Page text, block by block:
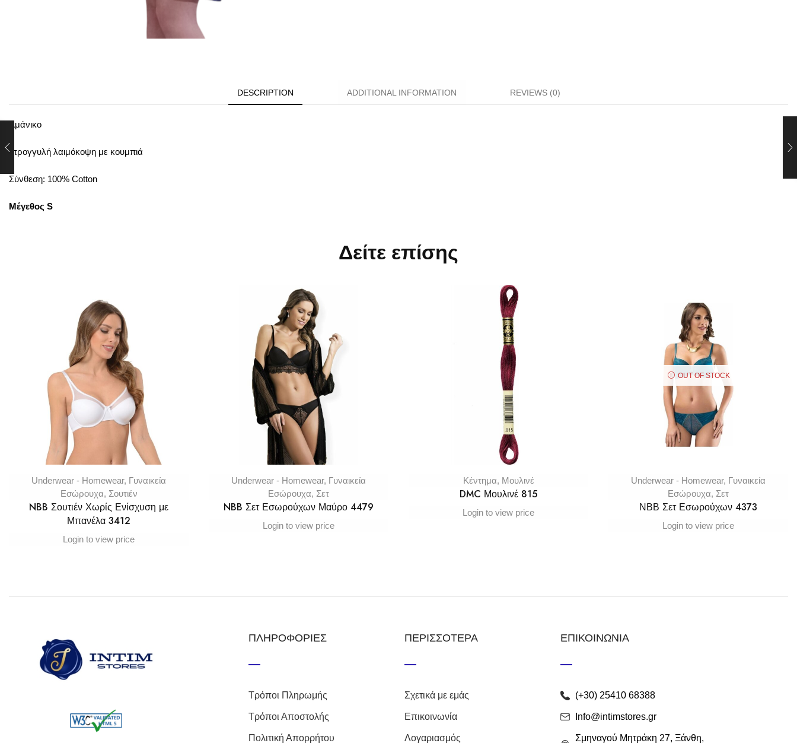
DESCRIPTION ADDITIONAL INFORMATION REVIEWS (0)
Αμάνικο
Στρογγυλή λαιμόκοψη με κουμπιά
Σύνθεση: 100% Cotton
Μέγεθος S
Δείτε επίσης
Underwear - Homewear, Γυναικεία
Εσώρουχα, Σουτιέν
NBB Σουτιέν Χωρίς Ενίσχυση με
Μπανέλα 3412
Login to view price
Underwear - Homewear, Γυναικεία
Εσώρουχα, Σετ
NBB Σετ Εσωρούχων Μαύρο 4479
Login to view price
Κέντημα, Μουλινέ
DMC Μουλινέ 815
Login to view price
OUT OF STOCK
Underwear - Homewear, Γυναικεία
Εσώρουχα, Σετ
ΝΒΒ Σετ Εσωρούχων 4373
Login to view price
ΠΛΗΡΟΦΟΡΙΕΣ
Τρόποι Πληρωμής
Τρόποι Αποστολής
Πολιτική Απορρήτου
ΠΕΡΙΣΣΟΤΕΡΑ
Σχετικά με εμάς
Επικοινωνία
Λογαριασμός
ΕΠΙΚΟΙΝΩΝΙΑ
(+30) 25410 68388
Info@intimstores.gr
Σμηναγού Μητράκη 27, Ξάνθη,